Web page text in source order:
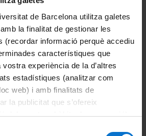
de Barcelona utilitza galetes
la finalitat de gestionar les
(recordar informació perquè accediu
característiques que
experiència de la d’altres
estadístiques (analitzar com
web) i amb finalitats de
la publicitat que s’ofereix
dels vostres hàbits de navegació).